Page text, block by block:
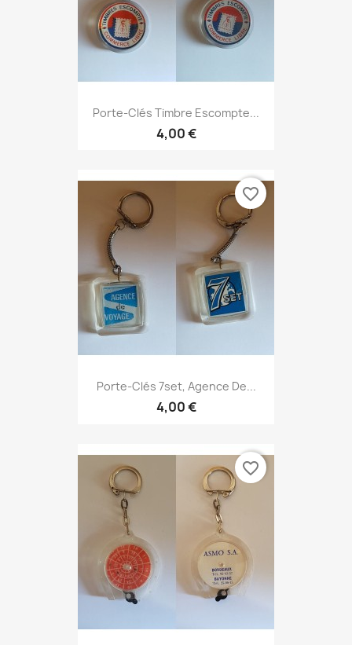
Porte-Clés Timbre Escompte...
4,00 €
Porte-Clés 7set, Agence De...
4,00 €
favorite_border
favorite_border